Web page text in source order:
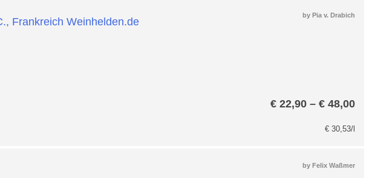
by Pia v. Drabich
€22,90 – €48,00
bis
€30,53/l
by Felix Waßmer